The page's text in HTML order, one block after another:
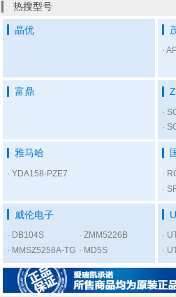
热搜型号
晶优
富鼎
雅马哈
YDA158-PZE7
威伦电子
DB104S
ZMM5226B
MMSZ5258A-TG
MD5S